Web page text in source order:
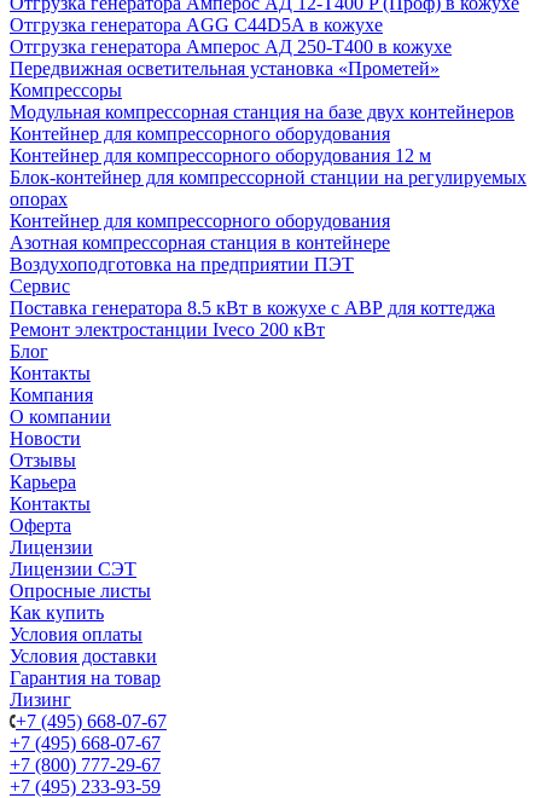
Отгрузка генератора AGG C44D5A в кожухе
Отгрузка генератора Амперос АД 250-Т400 в кожухе
Передвижная осветительная установка «Прометей»
Компрессоры
Модульная компрессорная станция на базе двух контейнеров
Контейнер для компрессорного оборудования
Контейнер для компрессорного оборудования 12 м
Блок-контейнер для компрессорной станции на регулируемых
опорах
Контейнер для компрессорного оборудования
Азотная компрессорная станция в контейнере
Воздухоподготовка на предприятии ПЭТ
Сервис
Поставка генератора 8.5 кВт в кожухе с АВР для коттеджа
Ремонт электростанции Iveco 200 кВт
Блог
Контакты
Компания
О компании
Новости
Отзывы
Карьера
Контакты
Оферта
Лицензии
Лицензии СЭТ
Опросные листы
Как купить
Условия оплаты
Условия доставки
Гарантия на товар
Лизинг
+7 (495) 668-07-67
+7 (495) 668-07-67
+7 (800) 777-29-67
+7 (495) 233-93-59